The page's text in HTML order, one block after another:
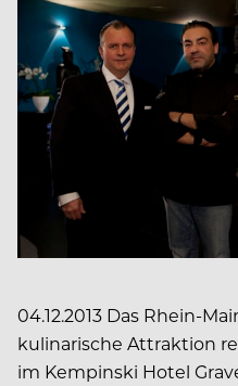
04.12.2013 Das Rhein-
kulinarische Attraktion
im Kempinski Hotel